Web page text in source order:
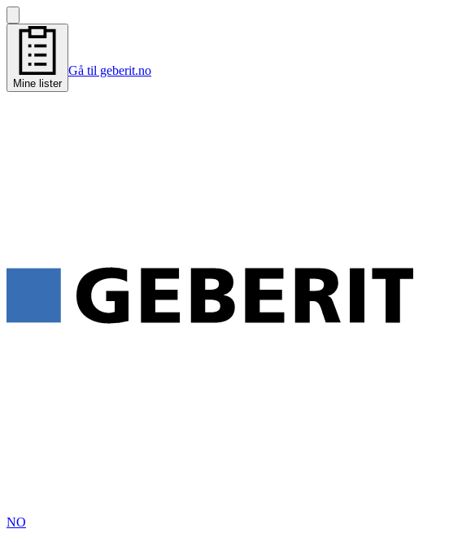
Mine lister
Gå til geberit.no
NO